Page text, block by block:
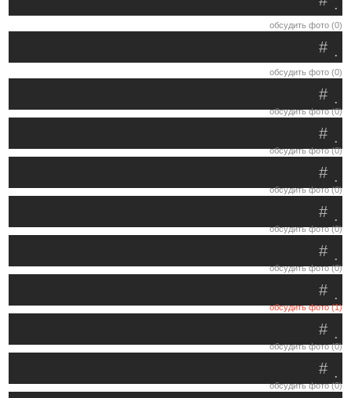
.
обсудить фото (0)
.
#
обсудить фото (0)
.
#
обсудить фото (0)
.
#
обсудить фото (0)
.
#
обсудить фото (0)
.
#
обсудить фото (0)
.
#
обсудить фото (0)
.
#
обсудить фото (1)
.
#
обсудить фото (0)
.
#
обсудить фото (0)